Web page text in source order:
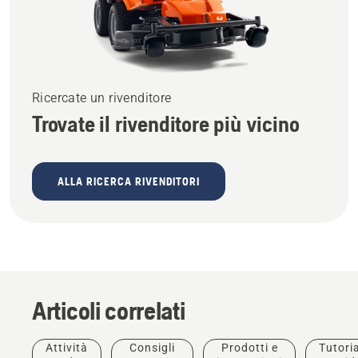
Ricercate un rivenditore
Trovate il rivenditore più vicino
ALLA RICERCA RIVENDITORI
Articoli correlati
Attività
Consigli
Prodotti e
Offerte
T542i